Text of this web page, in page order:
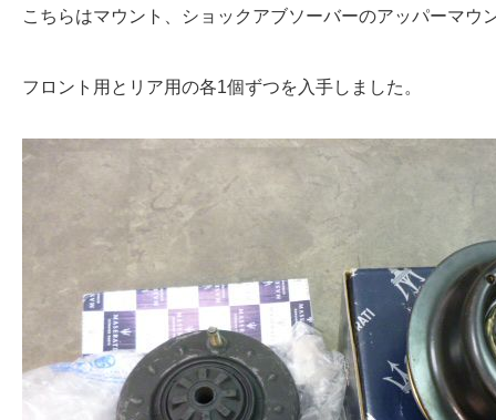
こちらはマウント、ショックアブソーバーのアッパーマウ
フロント用とリア用の各1個ずつを入手しました。